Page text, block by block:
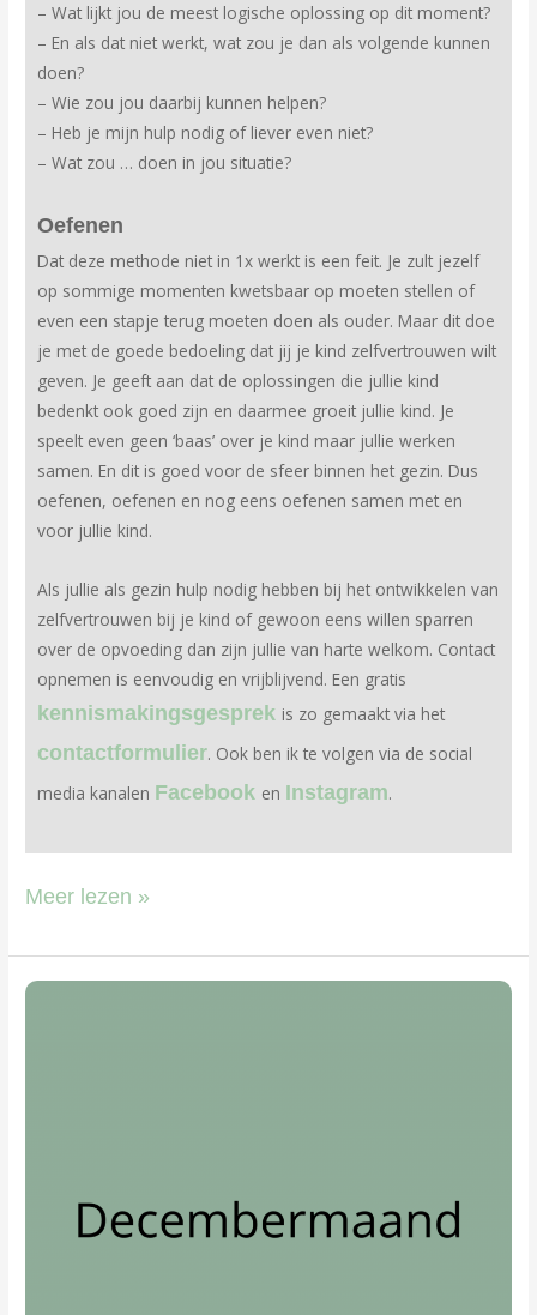
– Wat lijkt jou de meest logische oplossing op dit moment?
– En als dat niet werkt, wat zou je dan als volgende kunnen
doen?
– Wie zou jou daarbij kunnen helpen?
– Heb je mijn hulp nodig of liever even niet?
– Wat zou … doen in jou situatie?
Oefenen
Dat deze methode niet in 1x werkt is een feit. Je zult jezelf
op sommige momenten kwetsbaar op moeten stellen of
even een stapje terug moeten doen als ouder. Maar dit doe
je met de goede bedoeling dat jij je kind zelfvertrouwen wilt
geven. Je geeft aan dat de oplossingen die jullie kind
bedenkt ook goed zijn en daarmee groeit jullie kind. Je
speelt even geen ‘baas’ over je kind maar jullie werken
samen. En dit is goed voor de sfeer binnen het gezin. Dus
oefenen, oefenen en nog eens oefenen samen met en
voor jullie kind.
Als jullie als gezin hulp nodig hebben bij het ontwikkelen van
zelfvertrouwen bij je kind of gewoon eens willen sparren
over de opvoeding dan zijn jullie van harte welkom. Contact
opnemen is eenvoudig en vrijblijvend. Een gratis
kennismakingsgesprek is zo gemaakt via het
contactformulier. Ook ben ik te volgen via de social
media kanalen Facebook en Instagram.
Meer lezen »
Decembermaand